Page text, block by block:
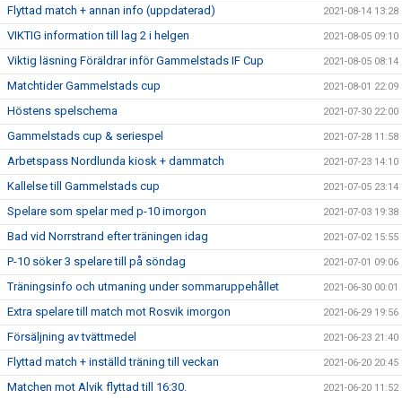
Flyttad match + annan info (uppdaterad) 2021-08-14 13:28
VIKTIG information till lag 2 i helgen 2021-08-05 09:10
Viktig läsning Föräldrar inför Gammelstads IF Cup 2021-08-05 08:14
Matchtider Gammelstads cup 2021-08-01 22:09
Höstens spelschema 2021-07-30 22:00
Gammelstads cup & seriespel 2021-07-28 11:58
Arbetspass Nordlunda kiosk + dammatch 2021-07-23 14:10
Kallelse till Gammelstads cup 2021-07-05 23:14
Spelare som spelar med p-10 imorgon 2021-07-03 19:38
Bad vid Norrstrand efter träningen idag 2021-07-02 15:55
P-10 söker 3 spelare till på söndag 2021-07-01 09:06
Träningsinfo och utmaning under sommaruppehållet 2021-06-30 00:01
Extra spelare till match mot Rosvik imorgon 2021-06-29 19:56
Försäljning av tvättmedel 2021-06-23 21:40
Flyttad match + inställd träning till veckan 2021-06-20 20:45
Matchen mot Alvik flyttad till 16:30. 2021-06-20 11:52